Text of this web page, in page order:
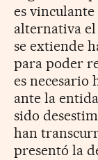
es vinculante
alternativa
se extiende
para poder
es necesario
ante la
sido
han
presentó la